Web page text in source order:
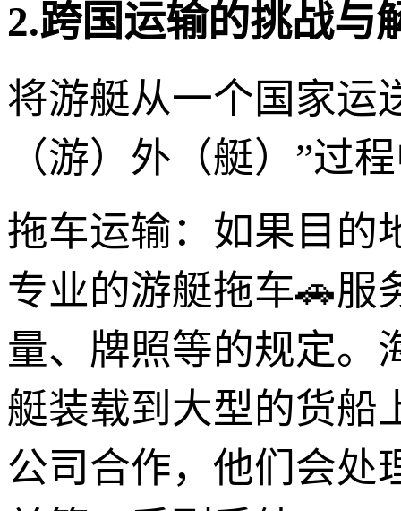
2.跨国运输的挑战与
将游艇从一个国家运
（游）外（艇）”过
拖车运输：如果目的
专业的游艇拖车🚗服
量、牌照等的规定。
艇装载到大型的货船
公司合作，他们会处